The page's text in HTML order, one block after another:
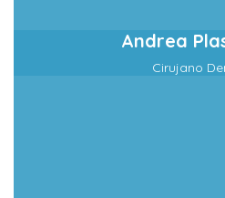
Andrea
Cirujano